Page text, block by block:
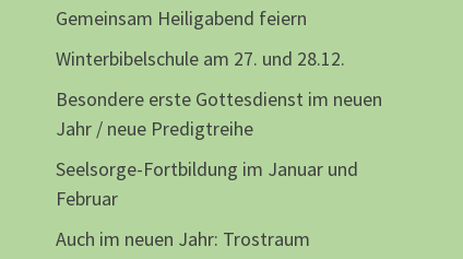
Gemeinsam Heiligabend feiern
Winterbibelschule am 27. und 28.12.
Besondere erste Gottesdienst im neuen
Jahr / neue Predigtreihe
Seelsorge-Fortbildung im Januar und
Februar
Auch im neuen Jahr: Trostraum